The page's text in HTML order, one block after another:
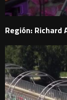
Región: Richard